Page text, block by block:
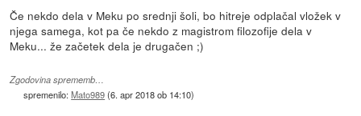
Če nekdo dela v Meku po srednji šoli, bo hitreje odplačal vložek v
njega samega, kot pa če nekdo z magistrom filozofije dela v
Meku... že začetek dela je drugačen ;)
Zgodovina sprememb…
spremenilo:Mato989(6. apr 2018 ob 14:10)